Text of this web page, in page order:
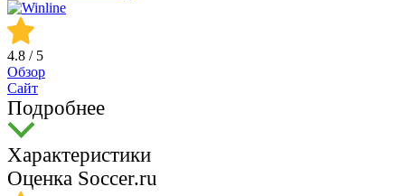
4.8 / 5
Обзор
Сайт
Подробнее
Характеристики
Оценка Soccer.ru